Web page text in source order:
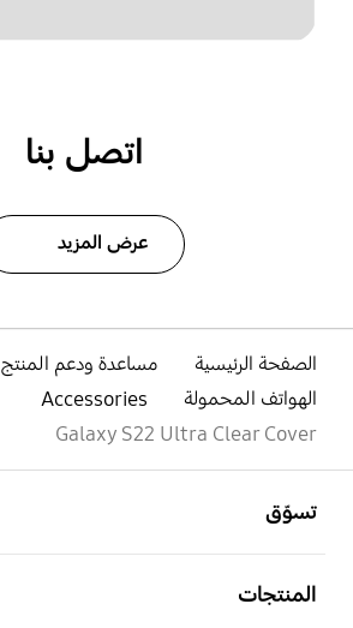
اتصل بنا
عرض المزيد
الصفحة الرئيسية
مساعدة ودعم المنتج
الهواتف المحمولة
Accessories
Galaxy S22 Ultra Clear Cover
تسوّق
المنتجات